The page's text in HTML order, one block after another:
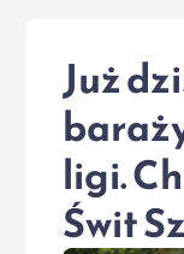
Już
ligi.
Świt